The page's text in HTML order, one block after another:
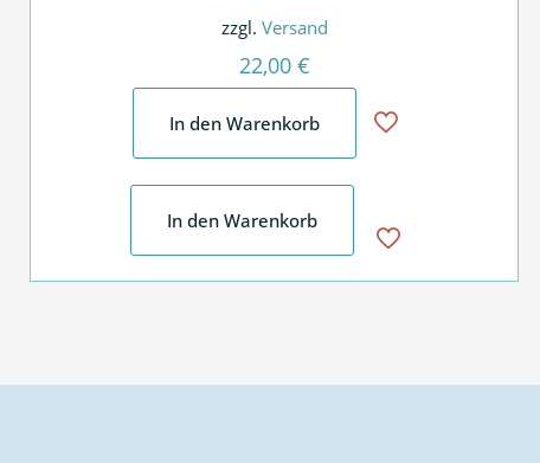
zzgl. Versand
22,00 €
In den Warenkorb
In den Warenkorb